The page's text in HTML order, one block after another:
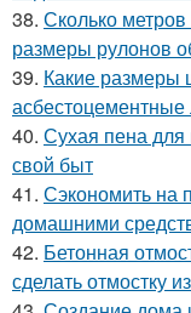
38. Сколько
размеры рулонов
39. Какие размеры
асбестоцементные
40. Сухая пена для
свой быт
41. Сэкономить на
домашними
42. Бетонная
сделать отмостку